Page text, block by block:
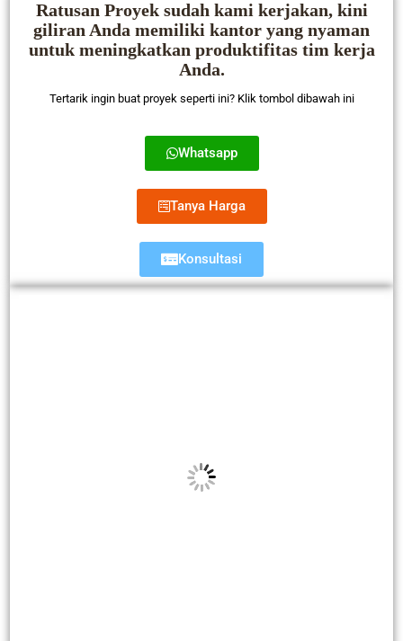
Ratusan Proyek sudah kami kerjakan, kini
giliran Anda memiliki kantor yang nyaman
untuk meningkatkan produktifitas tim kerja
Anda.
Tertarik ingin buat proyek seperti ini? Klik tombol dibawah ini
Whatsapp
Tanya Harga
Konsultasi